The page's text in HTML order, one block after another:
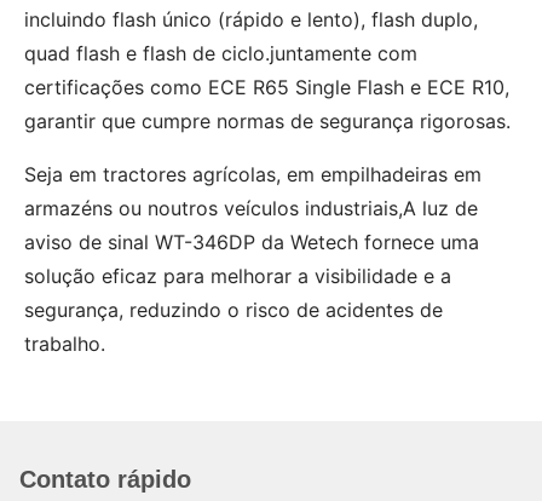
incluindo flash único (rápido e lento), flash duplo,
quad flash e flash de ciclo.juntamente com
certificações como ECE R65 Single Flash e ECE R10,
garantir que cumpre normas de segurança rigorosas.
Seja em tractores agrícolas, em empilhadeiras em
armazéns ou noutros veículos industriais,A luz de
aviso de sinal WT-346DP da Wetech fornece uma
solução eficaz para melhorar a visibilidade e a
segurança, reduzindo o risco de acidentes de
trabalho.
Contato rápido